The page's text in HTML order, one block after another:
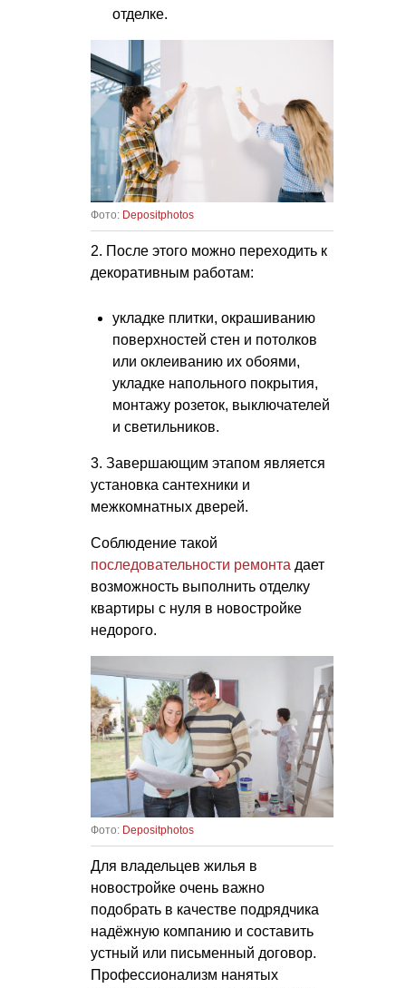
отделке.
Фото: Depositphotos
2. После этого можно переходить к
декоративным работам:
укладке плитки, окрашиванию
поверхностей стен и потолков
или оклеиванию их обоями,
укладке напольного покрытия,
монтажу розеток, выключателей
и светильников.
3. Завершающим этапом является
установка сантехники и
межкомнатных дверей.
Соблюдение такой
последовательности ремонта дает
возможность выполнить отделку
квартиры с нуля в новостройке
недорого.
Фото: Depositphotos
Для владельцев жилья в
новостройке очень важно
подобрать в качестве подрядчика
надёжную компанию и составить
устный или письменный договор.
Профессионализм нанятых